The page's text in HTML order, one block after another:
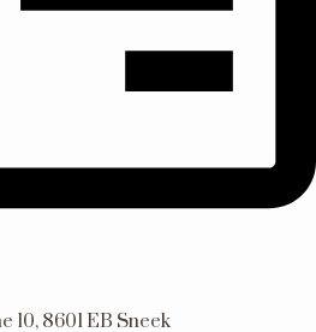
8601 EB Sneek